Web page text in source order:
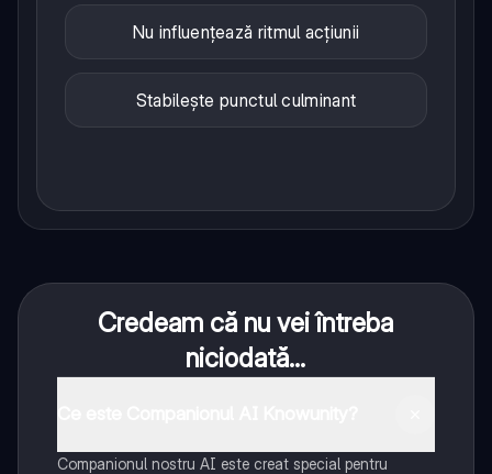
Nu influențează ritmul acțiunii
Stabilește punctul culminant
Credeam că nu vei întreba
niciodată...
Companionul nostru AI este creat special pentru